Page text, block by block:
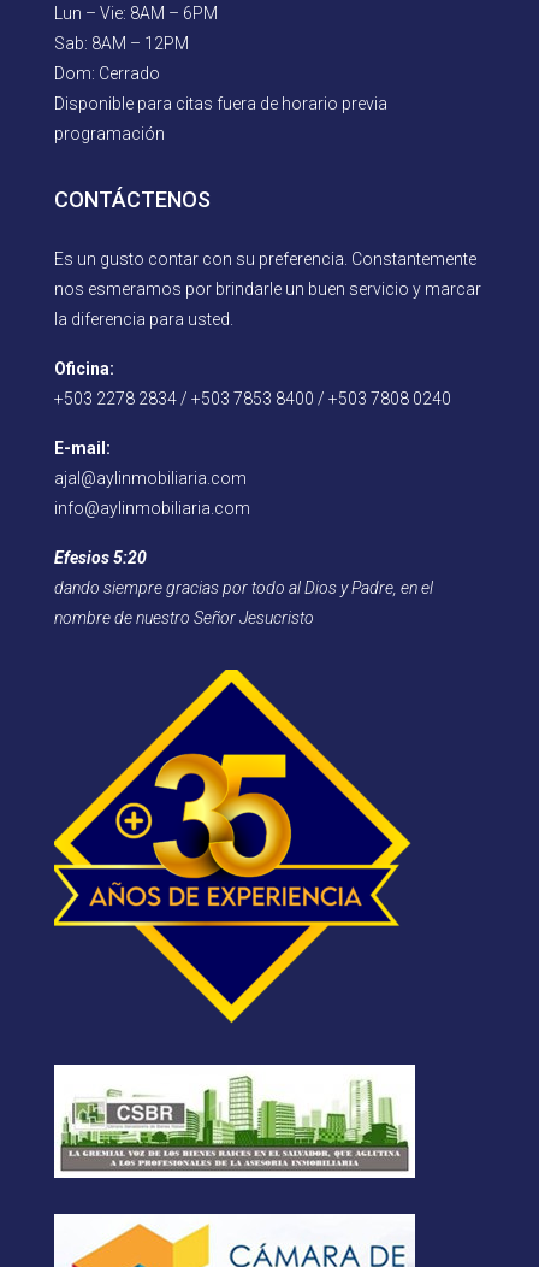
Lun – Vie: 8AM – 6PM
Sab: 8AM – 12PM
Dom: Cerrado
Disponible para citas fuera de horario previa
programación
CONTÁCTENOS
Es un gusto contar con su preferencia. Constantemente
nos esmeramos por brindarle un buen servicio y marcar
la diferencia para usted.
Oficina:
+503 2278 2834 / +503 7853 8400 / +503 7808 0240
E-mail:
ajal@aylinmobiliaria.com
info@aylinmobiliaria.com
Efesios 5:20
dando siempre gracias por todo al Dios y Padre, en el
nombre de nuestro Señor Jesucristo